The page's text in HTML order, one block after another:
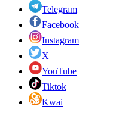
Telegram
Facebook
Instagram
X
YouTube
Tiktok
Kwai